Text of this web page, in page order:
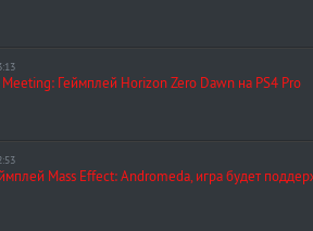
Геймплей Horizon Zero Dawn на PS4 Pro
Mass Effect: Andromeda, игра будет